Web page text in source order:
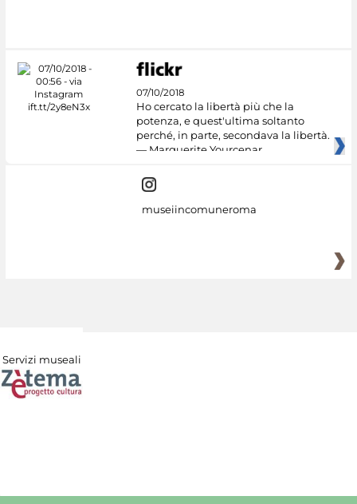
07/10/2018
Ho cercato la libertà più che la
potenza, e quest'ultima soltanto
perché, in parte, secondava la libertà.
— Marguerite Yourcenar
museiincomuneroma
Servizi museali